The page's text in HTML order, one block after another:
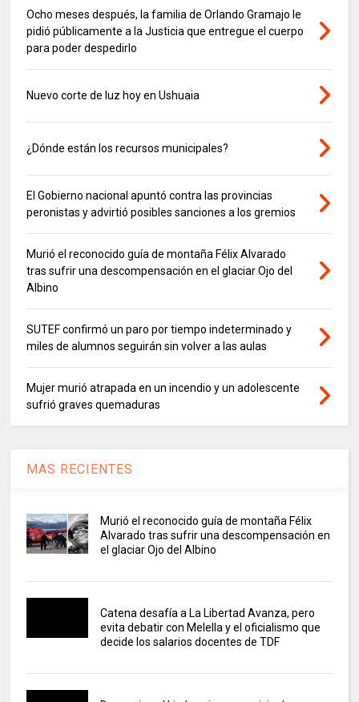
Ocho meses después, la familia de Orlando Gramajo le
pidió públicamente a la Justicia que entregue el cuerpo
para poder despedirlo
Nuevo corte de luz hoy en Ushuaia
¿Dónde están los recursos municipales?
El Gobierno nacional apuntó contra las provincias
peronistas y advirtió posibles sanciones a los gremios
Murió el reconocido guía de montaña Félix Alvarado
tras sufrir una descompensación en el glaciar Ojo del
Albino
SUTEF confirmó un paro por tiempo indeterminado y
miles de alumnos seguirán sin volver a las aulas
Mujer murió atrapada en un incendio y un adolescente
sufrió graves quemaduras
MAS RECIENTES
Murió el reconocido guía de montaña Félix
Alvarado tras sufrir una descompensación en
el glaciar Ojo del Albino
Catena desafía a La Libertad Avanza, pero
evita debatir con Melella y el oficialismo que
decide los salarios docentes de TDF